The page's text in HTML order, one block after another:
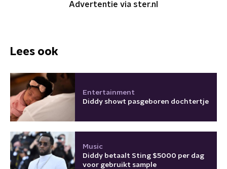
Advertentie via ster.nl
Lees ook
Entertainment
Diddy showt pasgeboren dochtertje
Music
Diddy betaalt Sting $5000 per dag
voor gebruikt sample